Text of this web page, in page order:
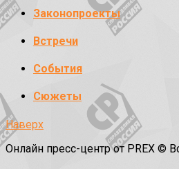
Законопроекты
Встречи
События
Сюжеты
Наверх
Онлайн пресс-центр от PREX ©